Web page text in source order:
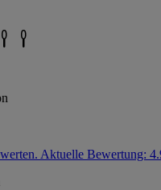
Aktuelle Bewertung: